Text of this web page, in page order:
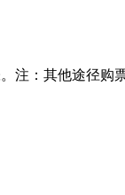
注：其他途径购